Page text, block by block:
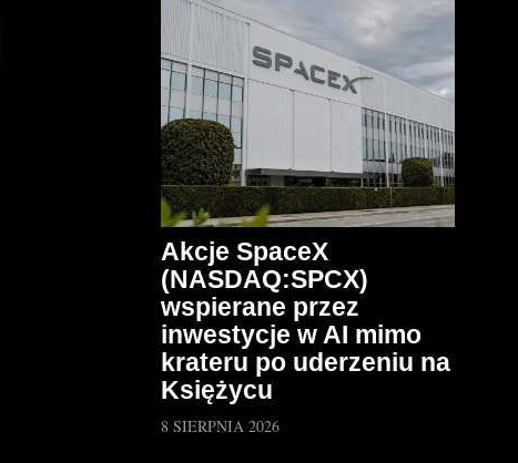
Akcje SpaceX
(NASDAQ:SPCX)
wspierane przez
inwestycje w AI mimo
krateru po uderzeniu na
Księżycu
8 SIERPNIA 2026